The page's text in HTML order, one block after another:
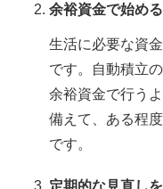
余裕資金で始める
生活に必要な資
です。自動積立
余裕資金で行う
備えて、ある程
です。
定期的な見直しを